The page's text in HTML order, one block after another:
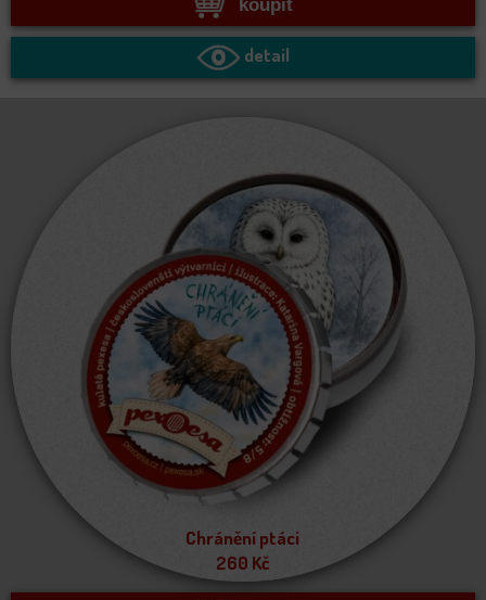
koupit
detail
Chránění ptáci
260 Kč